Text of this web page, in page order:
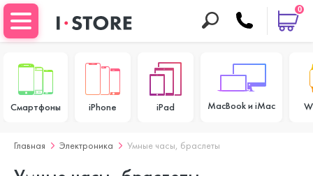
0
Смартфоны iPhone iPad MacBook и iMac
Главная Электроника Умные часы, браслеты